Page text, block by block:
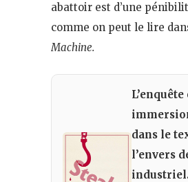
abattoir est d’une
comme on peut le lire
Machine.
L’enquête
dans le
l’envers